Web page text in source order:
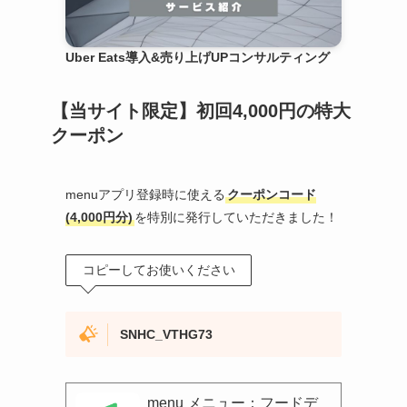
Uber Eats導入&売り上げUPコンサルティング
【当サイト限定】初回4,000円の特大
クーポン
menuアプリ登録時に使える クーポンコード
(4,000円分)を特別に発行していただきました！
コピーしてお使いください
SNHC_VTHG73
menu メニュー：フードデ